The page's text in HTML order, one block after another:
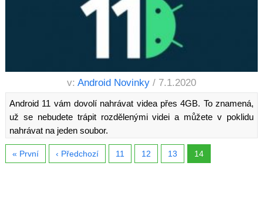
v: Android Novinky / 7.1.2020
Android 11 vám dovolí nahrávat videa přes 4GB. To znamená,
už se nebudete trápit rozdělenými videi a můžete v poklidu
nahrávat na jeden soubor.
« První ‹ Předchozí 11 12 13 14